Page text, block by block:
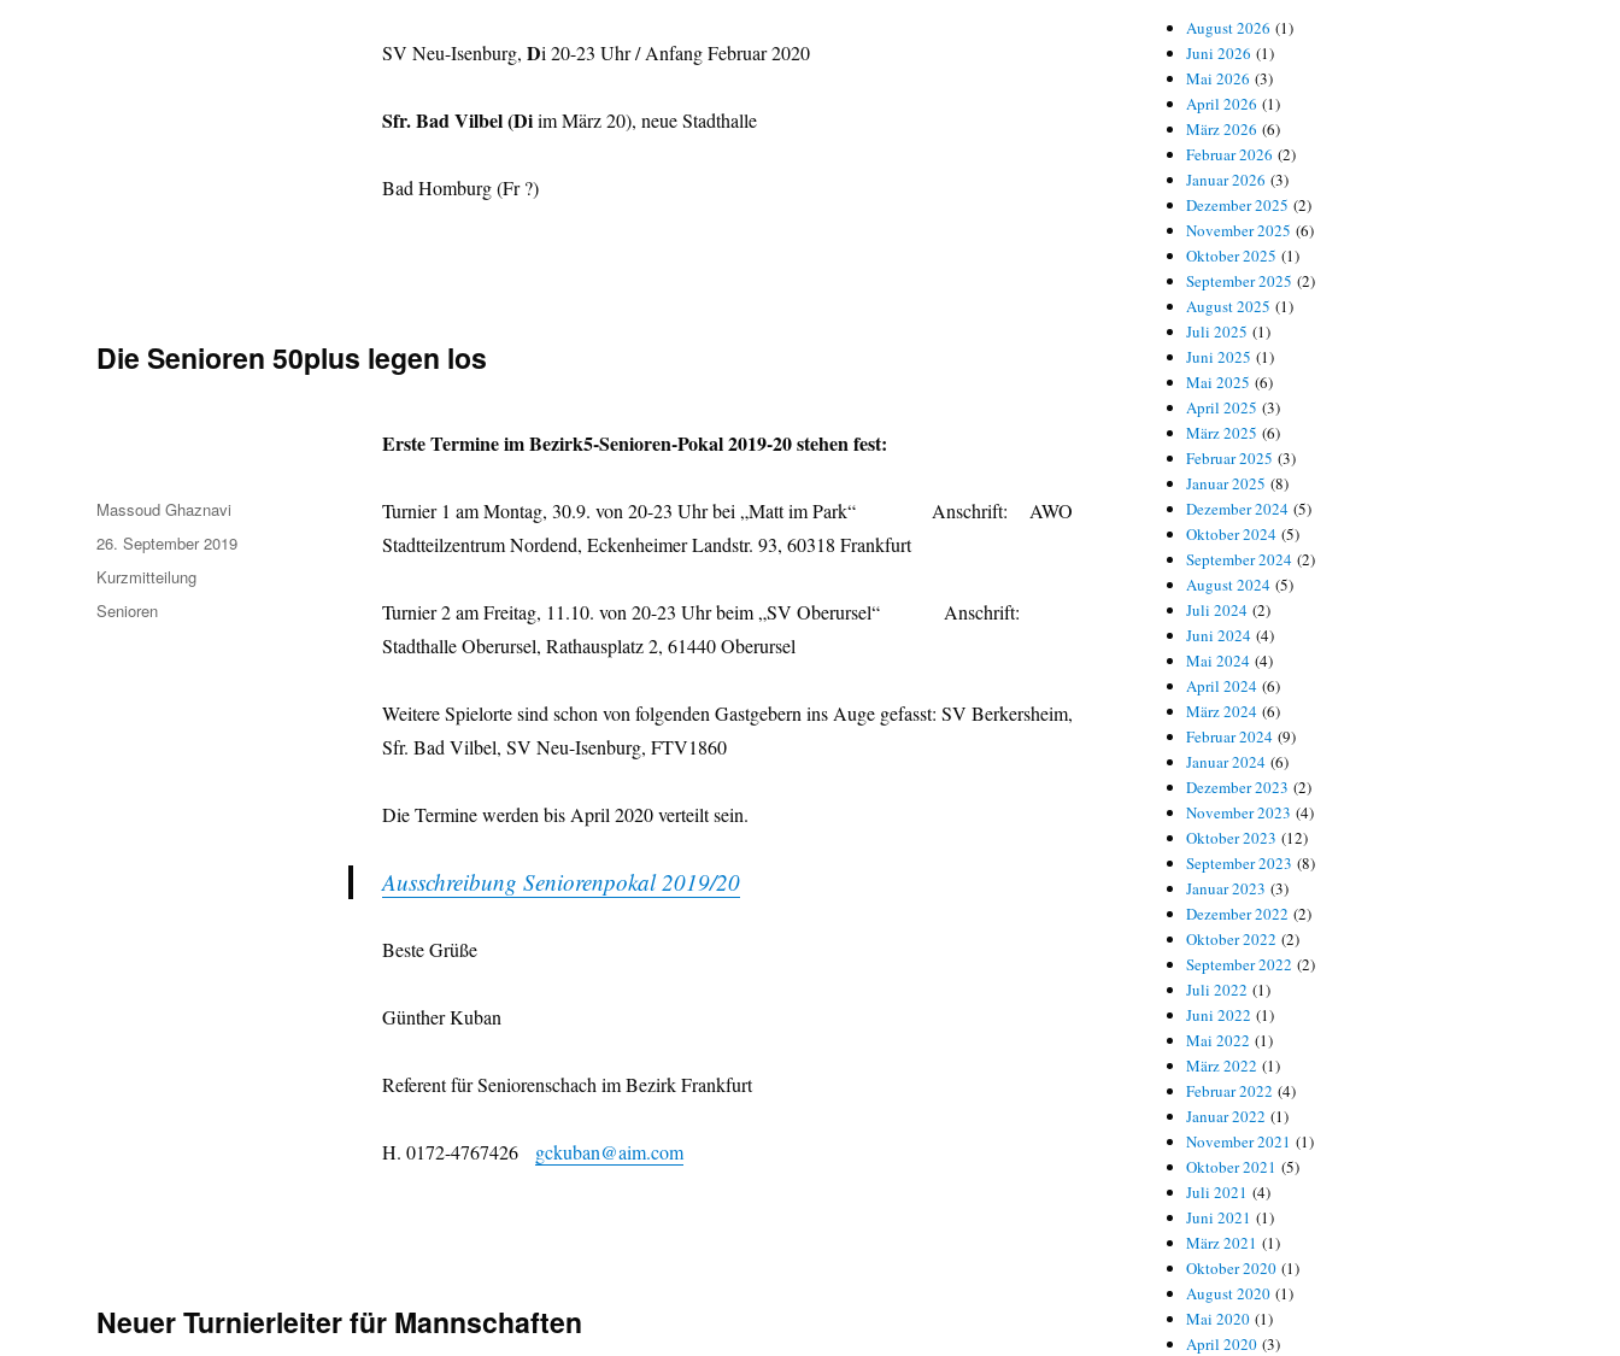
SV Neu-Isenburg, Di 20-23 Uhr / Anfang Februar 2020
Sfr. Bad Vilbel (Diim März 20), neue Stadthalle
Bad Homburg (Fr ?)
Die Senioren 50plus legen los
Erste Termine im Bezirk5-Senioren-Pokal 2019-20 stehen fest:
Turnier 1 am Montag, 30.9. von 20-23 Uhr bei „Matt im Park“ Anschrift: AWO
Stadtteilzentrum Nordend, Eckenheimer Landstr. 93, 60318 Frankfurt
Turnier 2 am Freitag, 11.10. von 20-23 Uhr beim „SV Oberursel“ Anschrift:
Stadthalle Oberursel, Rathausplatz 2, 61440 Oberursel
Weitere Spielorte sind schon von folgenden Gastgebern ins Auge gefasst: SV Berkersheim,
Sfr. Bad Vilbel, SV Neu-Isenburg, FTV1860
Die Termine werden bis April 2020 verteilt sein.
Ausschreibung Seniorenpokal 2019/20
Beste Grüße
Günther Kuban
Referent für Seniorenschach im Bezirk Frankfurt
H. 0172-4767426 gckuban@aim.com
Autor
Massoud Ghaznavi
Veröffentlicht
am
26. September 2019
Format
Kurzmitteilung
Kategorien
Senioren
Neuer Turnierleiter für Mannschaften
August 2026 (1)
Juni 2026 (1)
Mai 2026 (3)
April 2026 (1)
März 2026 (6)
Februar 2026 (2)
Januar 2026 (3)
Dezember 2025 (2)
November 2025 (6)
Oktober 2025 (1)
September 2025 (2)
August 2025 (1)
Juli 2025 (1)
Juni 2025 (1)
Mai 2025 (6)
April 2025 (3)
März 2025 (6)
Februar 2025 (3)
Januar 2025 (8)
Dezember 2024 (5)
Oktober 2024 (5)
September 2024 (2)
August 2024 (5)
Juli 2024 (2)
Juni 2024 (4)
Mai 2024 (4)
April 2024 (6)
März 2024 (6)
Februar 2024 (9)
Januar 2024 (6)
Dezember 2023 (2)
November 2023 (4)
Oktober 2023 (12)
September 2023 (8)
Januar 2023 (3)
Dezember 2022 (2)
Oktober 2022 (2)
September 2022 (2)
Juli 2022 (1)
Juni 2022 (1)
Mai 2022 (1)
März 2022 (1)
Februar 2022 (4)
Januar 2022 (1)
November 2021 (1)
Oktober 2021 (5)
Juli 2021 (4)
Juni 2021 (1)
März 2021 (1)
Oktober 2020 (1)
August 2020 (1)
Mai 2020 (1)
April 2020 (3)